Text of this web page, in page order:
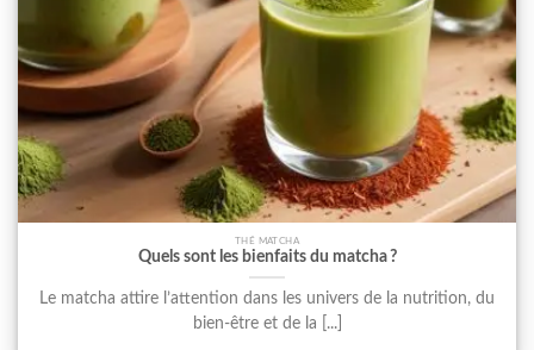
THÉ MATCHA
Quels sont les bienfaits du matcha ?
Le matcha attire l’attention dans les univers de la nutrition, du
bien-être et de la [...]